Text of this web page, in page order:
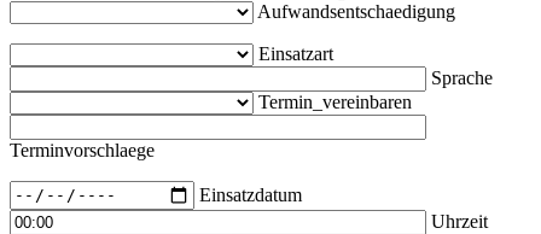
Aufwandsentschaedigung
Einsatzart
Sprache
Termin_vereinbaren
Terminvorschlaege
Einsatzdatum
Uhrzeit